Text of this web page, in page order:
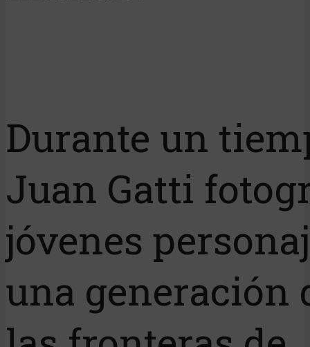
Durante un
Juan Gatti
jóvenes
una generación